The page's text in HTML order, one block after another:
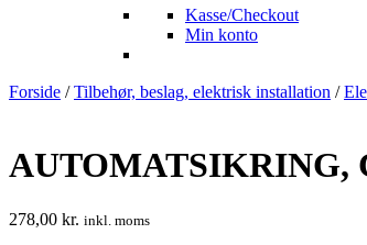
Kasse/Checkout
Min konto
Forside /Tilbehør, beslag, elektrisk installation /
AUTOMATSIKRING,
278,00 kr. inkl. moms